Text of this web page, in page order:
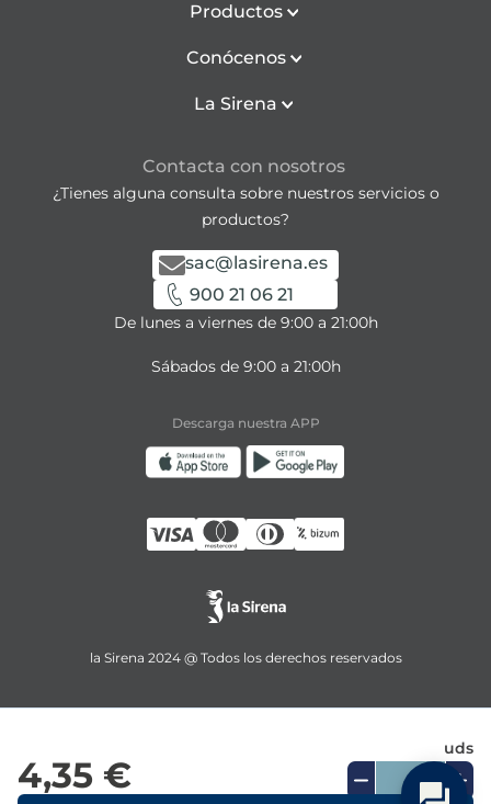
4,35 €
uds
Productos
Conócenos
La Sirena
Contacta con nosotros
¿Tienes alguna consulta sobre nuestros servicios o
productos?
sac@lasirena.es
900 21 06 21
De lunes a viernes de 9:00 a 21:00h
Sábados de 9:00 a 21:00h
Descarga nuestra APP
la Sirena 2024 @ Todos los derechos reservados